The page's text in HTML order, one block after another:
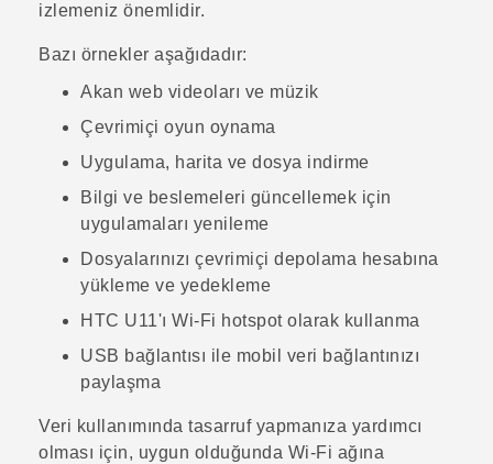
izlemeniz önemlidir.
Bazı örnekler aşağıdadır:
Akan web videoları ve müzik
Çevrimiçi oyun oynama
Uygulama, harita ve dosya indirme
Bilgi ve beslemeleri güncellemek için
uygulamaları yenileme
Dosyalarınızı çevrimiçi depolama hesabına
yükleme ve yedekleme
HTC U11'ı Wi‍-Fi hotspot olarak kullanma
USB bağlantısı ile mobil veri bağlantınızı
paylaşma
Veri kullanımında tasarruf yapmanıza yardımcı
olması için, uygun olduğunda Wi‍-Fi ağına